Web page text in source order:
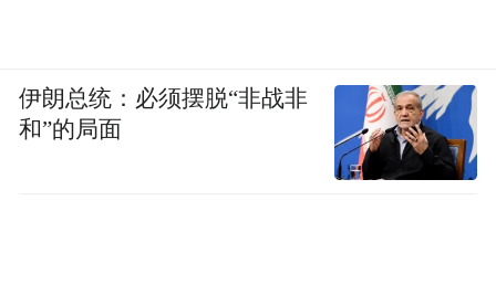
伊朗总统：必须摆脱“非战非
和”的局面